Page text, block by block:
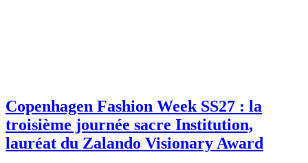
Copenhagen Fashion Week SS27 : la
troisième journée sacre Institution,
lauréat du Zalando Visionary Award